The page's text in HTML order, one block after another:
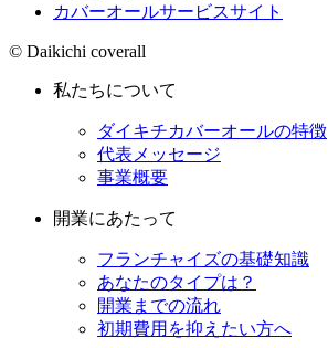
カバーオールサービスサイト
© Daikichi coverall
私たちについて
ダイキチカバーオールの特徴
代表メッセージ
事業概要
開業にあたって
フランチャイズの基礎知識
あなたのタイプは？
開業までの流れ
初期費用を抑えたい方へ